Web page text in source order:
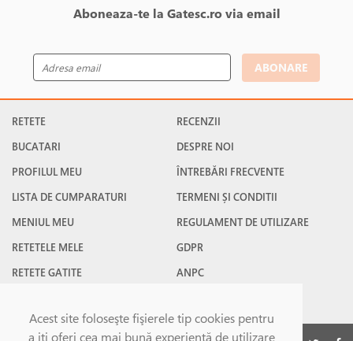
Acest site foloseşte fişierele tip cookies pentru
a iţi oferi cea mai bună experienţă de utilizare
Aboneaza-te la Gatesc.ro via email
ABONARE
RETETE
BUCATARI
PROFILUL MEU
LISTA DE CUMPARATURI
MENIUL MEU
RETETELE MELE
RETETE GATITE
RECENZII
DESPRE NOI
ÎNTREBĂRI FRECVENTE
TERMENI ȘI CONDITII
REGULAMENT DE UTILIZARE
GDPR
ANPC